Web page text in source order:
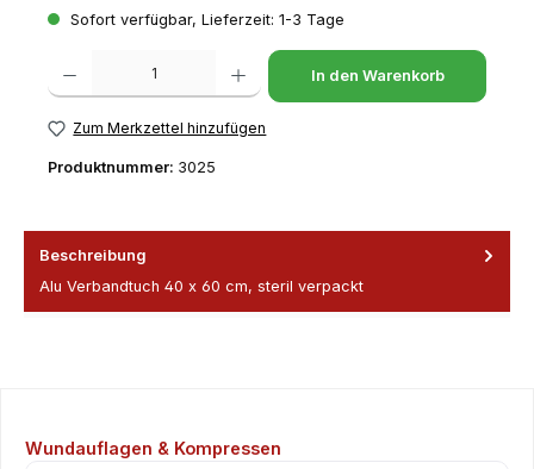
Sofort verfügbar, Lieferzeit: 1-3 Tage
Produkt Anzahl: Gib den gewünschten Wert ein oder benutze die
In den Warenkorb
Zum Merkzettel hinzufügen
Produktnummer: 3025
Beschreibung
Alu Verbandtuch 40 x 60 cm, steril verpackt
Produktgalerie überspringen
Wundauflagen & Kompressen